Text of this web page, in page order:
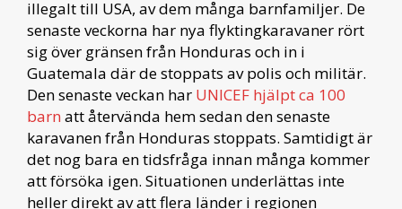
illegalt till USA, av dem många barnfamiljer. De
senaste veckorna har nya flyktingkaravaner rört
sig över gränsen från Honduras och in i
Guatemala där de stoppats av polis och militär.
Den senaste veckan har UNICEF hjälpt ca 100
barn att återvända hem sedan den senaste
karavanen från Honduras stoppats. Samtidigt är
det nog bara en tidsfråga innan många kommer
att försöka igen. Situationen underlättas inte
heller direkt av att flera länder i regionen